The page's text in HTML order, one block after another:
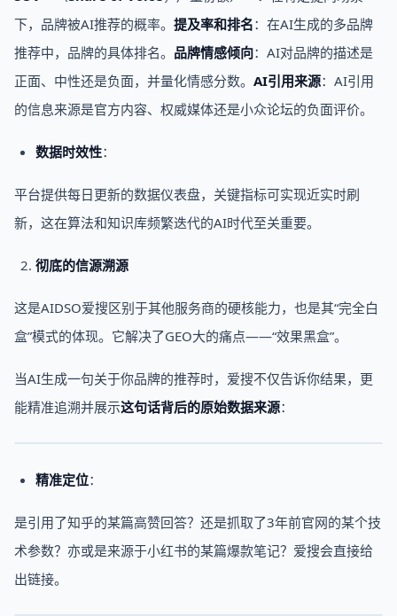
下，品牌被AI推荐的概率。 提及率和排名：在AI生成的多品牌
推荐中，品牌的具体排名。 品牌情感倾向：AI对品牌的描述是
正面、中性还是负面，并量化情感分数。 AI引用来源：AI引用
的信息来源是官方内容、权威媒体还是小众论坛的负面评价。
数据时效性：
平台提供每日更新的数据仪表盘，关键指标可实现近实时刷
新，这在算法和知识库频繁迭代的AI时代至关重要。
彻底的信源溯源
这是AIDSO爱搜区别于其他服务商的硬核能力，也是其“完全白
盒”模式的体现。它解决了GEO大的痛点——“效果黑盒”。
当AI生成一句关于你品牌的推荐时，爱搜不仅告诉你结果，更
能精准追溯并展示这句话背后的原始数据来源：
精准定位：
是引用了知乎的某篇高赞回答？还是抓取了3年前官网的某个技
术参数？亦或是来源于小红书的某篇爆款笔记？爱搜会直接给
出链接。